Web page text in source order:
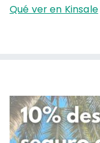
Qué ver en Kinsale